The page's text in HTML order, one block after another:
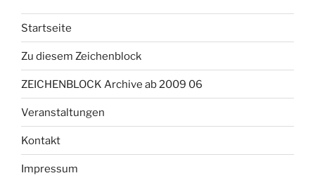
Startseite
Zu diesem Zeichenblock
ZEICHENBLOCK Archive ab 2009 06
Veranstaltungen
Kontakt
Impressum